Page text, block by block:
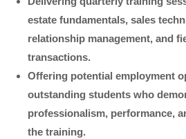
estate fundamentals, sales
relationship management, and
transactions.
Offering potential employment
outstanding students who
professionalism, performance,
the training.